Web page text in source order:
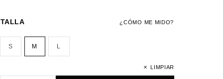
¿CÓMO ME MIDO?
TALLA
S M L
LIMPIAR